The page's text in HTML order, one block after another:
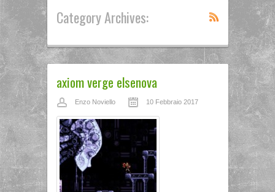
Category Archives:
axiom verge elsenova
Enzo Noviello 10 Febbraio 2017